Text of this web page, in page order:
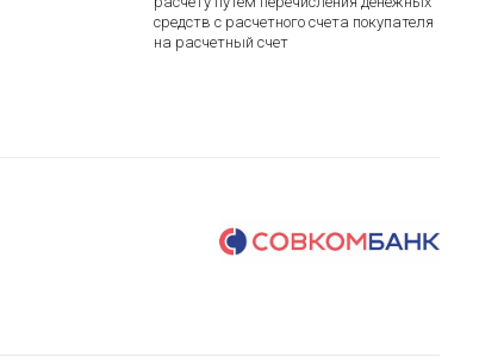
средств с расчетного счета покупателя
на расчетный счет